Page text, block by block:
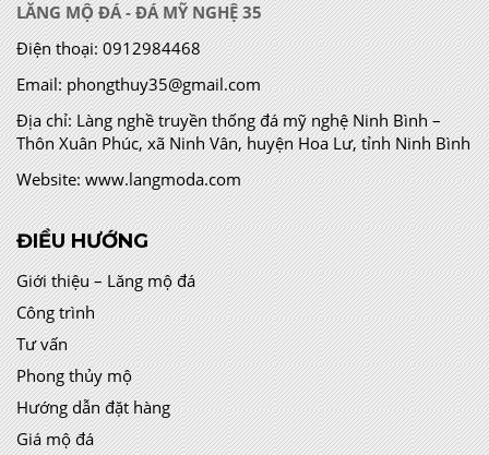
LĂNG MỘ ĐÁ - ĐÁ MỸ NGHỆ 35
Điện thoại: 0912984468
Email: phongthuy35@gmail.com
Địa chỉ:Làng nghề truyền thống đá mỹ nghệ Ninh Bình –
Thôn Xuân Phúc, xã Ninh Vân, huyện Hoa Lư, tỉnh Ninh Bình
Website: www.langmoda.com
ĐIỀU HƯỚNG
Giới thiệu – Lăng mộ đá
Công trình
Tư vấn
Phong thủy mộ
Hướng dẫn đặt hàng
Giá mộ đá